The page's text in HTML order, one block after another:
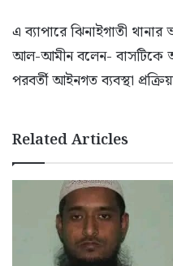
এ ব্যাপারে ঝিনাইগাতী
আল-আমীন বলেন- বাসটিকে
পরবর্তী আইনগত ব্যবস্থা
Related Articles